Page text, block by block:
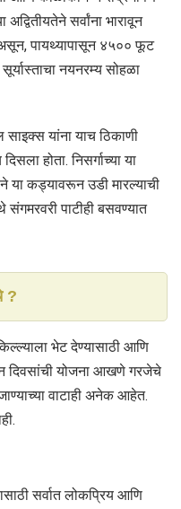
सर्वांना भारावून
पायथ्यापासून ४५०० फूट
नयनरम्य सोहळा
साइक्स यांना याच ठिकाणी
होता. निसर्गाच्या या
या कड्यावरून उडी मारल्याची
पाटीही बसवण्यात
?
भेट देण्यासाठी आणि
दिवसांची योजना आखणे गरजेचे
वाटाही अनेक आहेत.
सर्वात लोकप्रिय आणि